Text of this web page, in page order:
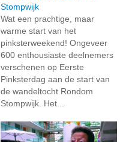
Stompwijk
Wat een prachtige, maar
warme start van het
pinksterweekend! Ongeveer
600 enthousiaste deelnemers
verschenen op Eerste
Pinksterdag aan de start van
de wandeltocht Rondom
Stompwijk. Het...